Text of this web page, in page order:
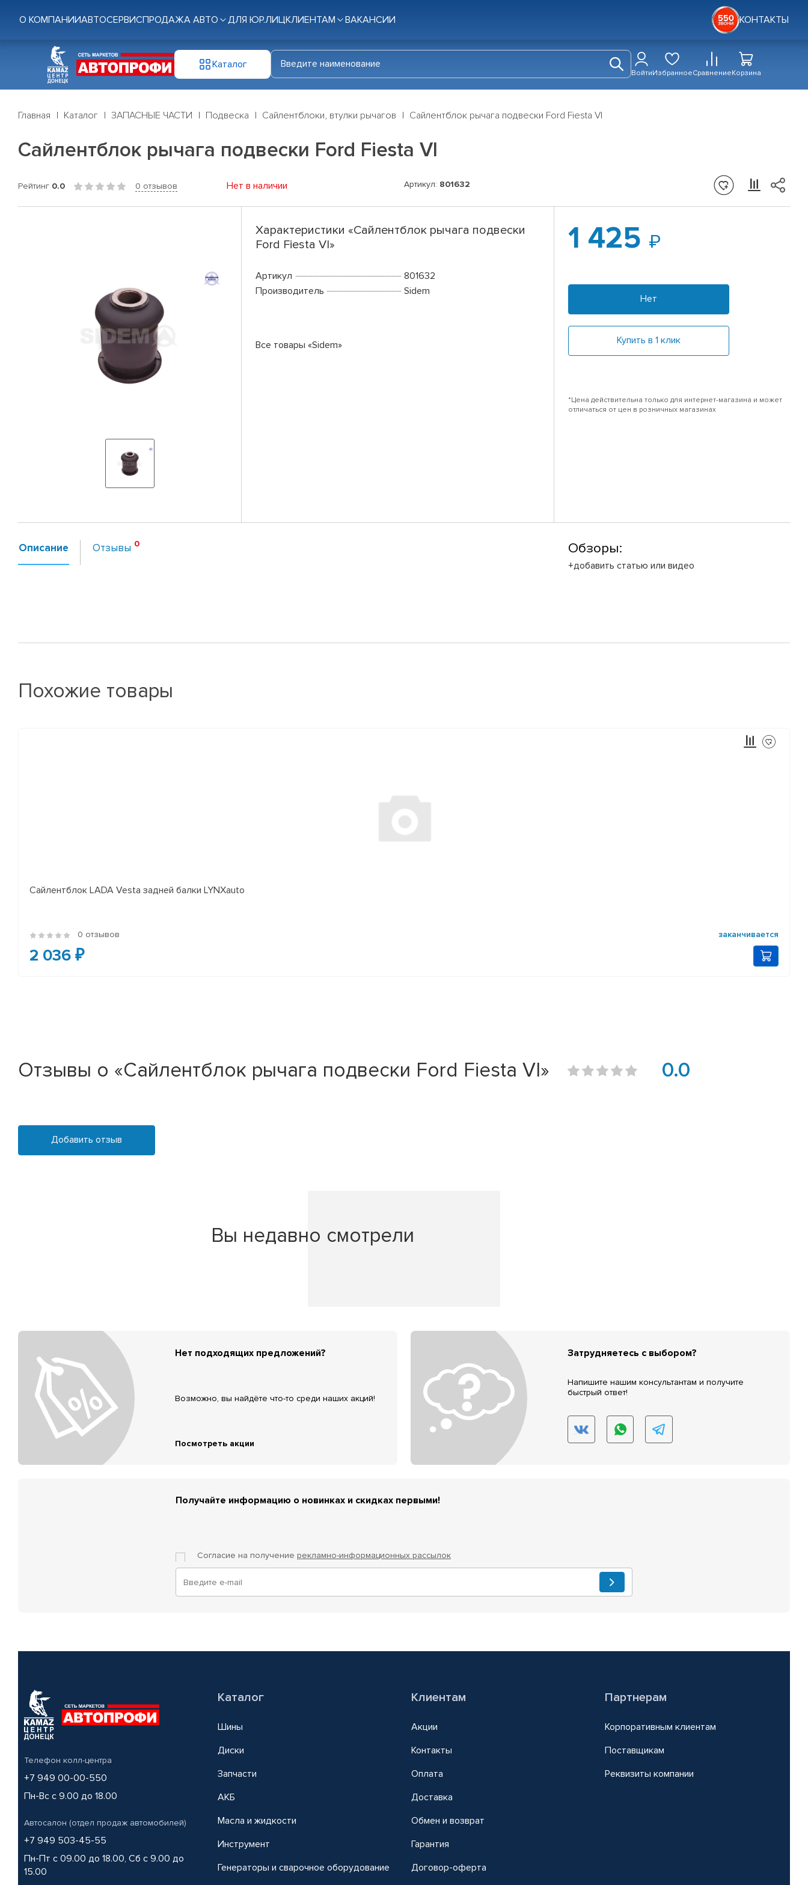
О КОМПАНИИАВТОСЕРВИСПРОДАЖА АВТО ДЛЯ ЮР.ЛИЦКЛИЕНТАМ ВАКАНСИИ КОНТАКТЫ
Каталог
ВойтиИзбранноеСравнениеКорзина
Главная Каталог ЗАПАСНЫЕ ЧАСТИ Подвеска Сайлентблоки, втулки рычагов Сайлентблок рычага подвески Ford Fiesta VI
Сайлентблок рычага подвески Ford Fiesta VI
Рейтинг 0.0 0 отзывов Нет в наличии Артикул: 801632
Характеристики «Сайлентблок рычага подвески
Ford Fiesta VI»
Артикул
801632
Производитель
Sidem
Все товары «Sidem»
1 425
Нет
Купить в 1 клик
*Цена действительна только для интернет-магазина и может
отличаться от цен в розничных магазинах
Описание Отзывы Обзоры:
+добавить статью или видео
Похожие товары
Сайлентблок LADA Vesta задней балки LYNXauto
0 отзывов заканчивается
2 036 ₽
Отзывы о «Сайлентблок рычага подвески Ford Fiesta VI» 0.0
Добавить отзыв
Вы недавно смотрели
Нет подходящих предложений?
Возможно, вы найдёте что-то среди наших акций!
Посмотреть акции
Затрудняетесь с выбором?
Напишите нашим консультантам и получите
быстрый ответ!
Получайте информацию о новинках и скидках первыми!
Согласие на получение рекламно-информационных рассылок
Телефон колл-центра
+7 949 00-00-550
Пн-Вс с 9.00 до 18.00
Автосалон (отдел продаж автомобилей)
+7 949 503-45-55
Пн-Пт с 09.00 до 18.00, Сб с 9.00 до
15.00
Каталог
Шины
Диски
Запчасти
АКБ
Масла и жидкости
Инструмент
Генераторы и сварочное оборудование
Клиентам
Акции
Контакты
Оплата
Доставка
Обмен и возврат
Гарантия
Договор-оферта
Партнерам
Корпоративным клиентам
Поставщикам
Реквизиты компании